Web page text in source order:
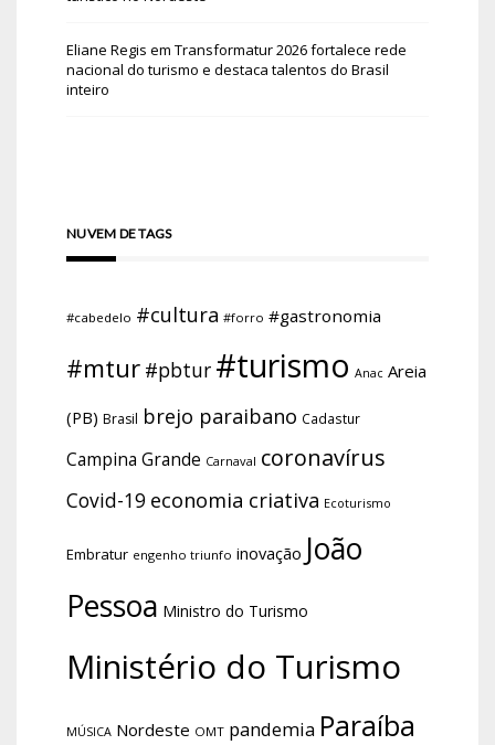
Eliane Regis em Transformatur 2026 fortalece rede
nacional do turismo e destaca talentos do Brasil
inteiro
NUVEM DE TAGS
#cabedelo #cultura #forro #gastronomia
#mtur #pbtur #turismo Anac Areia
(PB) Brasil brejo paraibano Cadastur
Campina Grande Carnaval coronavírus
Covid-19 economia criativa Ecoturismo
Embratur engenho triunfo inovação João
Pessoa Ministro do Turismo
Ministério do Turismo
MÚSICA Nordeste OMT pandemia Paraíba